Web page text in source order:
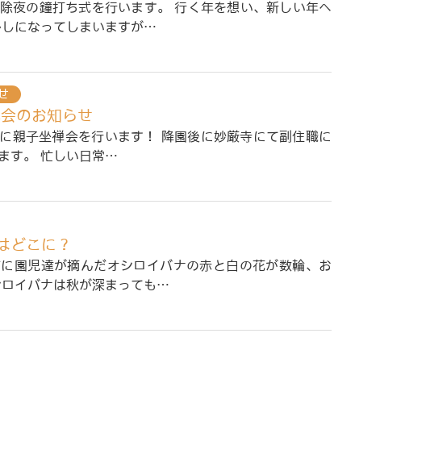
夜の鐘打ち式を行います。 行く年を想い、新しい年へ
になってしまいますが…
のお知らせ
親子坐禅会を行います！ 降園後に妙厳寺にて副住職に
す。 忙しい日常…
どこに？
園児達が摘んだオシロイバナの赤と白の花が数輪、お
イバナは秋が深まっても…